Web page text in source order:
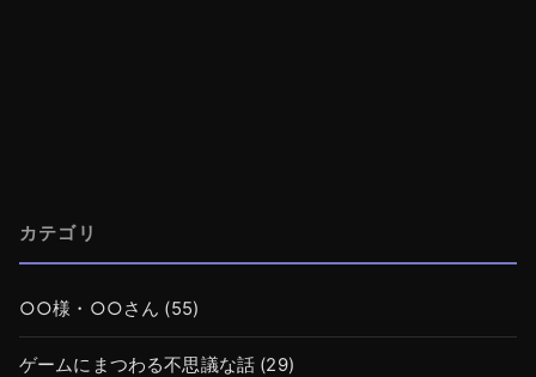
カテゴリ
○○様・○○さん (55)
ゲームにまつわる不思議な話 (29)